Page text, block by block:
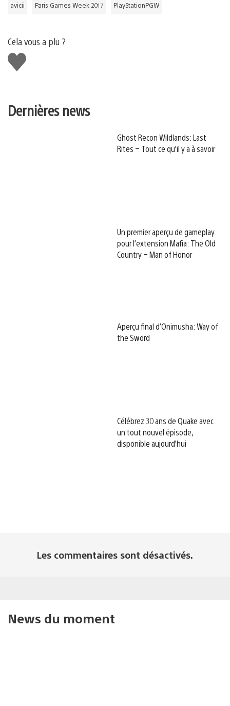
avicii Paris Games Week 2017 PlayStationPGW
Cela vous a plu ?
J'aime
Dernières news
Ghost Recon Wildlands: Last
Rites – Tout ce qu’il y a à savoir
Un premier aperçu de gameplay
pour l’extension Mafia: The Old
Country – Man of Honor
Aperçu final d’Onimusha: Way of
the Sword
Célébrez 30 ans de Quake avec
un tout nouvel épisode,
disponible aujourd’hui
Les commentaires sont désactivés.
News du moment